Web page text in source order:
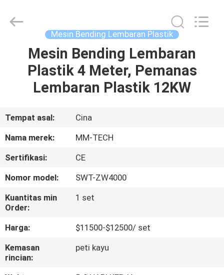
RUMAH
PRODUK
TENTANG
KAMI
TUR
PABRIK
KONTROL
KUALITAS
HUBUNGI
Mingmai
Technology
Mesin Bending Lembaran Plastik
Mesin Bending Lembaran
Plastik 4 Meter, Pemanas
Lembaran Plastik 12KW
Tempat asal:
Cina
Nama merek:
MM-TECH
Sertifikasi:
CE
Nomor model:
SWT-ZW4000
Kuantitas min
Order:
1 set
Harga:
$11500-$12500/ set
Kemasan
rincian:
peti kayu